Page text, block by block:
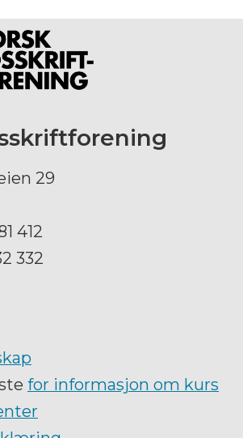
29
412
332
for informasjon om kurs